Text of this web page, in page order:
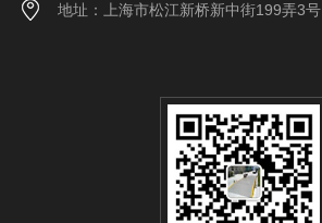
地址：上海市松江新桥新中街199弄3号